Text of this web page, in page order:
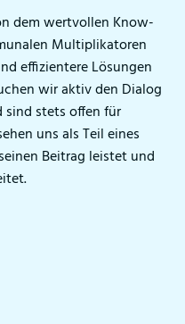
dem wertvollen Know-
Multiplikatoren
effizientere Lösungen
wir aktiv den Dialog
sind stets offen für
uns als Teil eines
Beitrag leistet und